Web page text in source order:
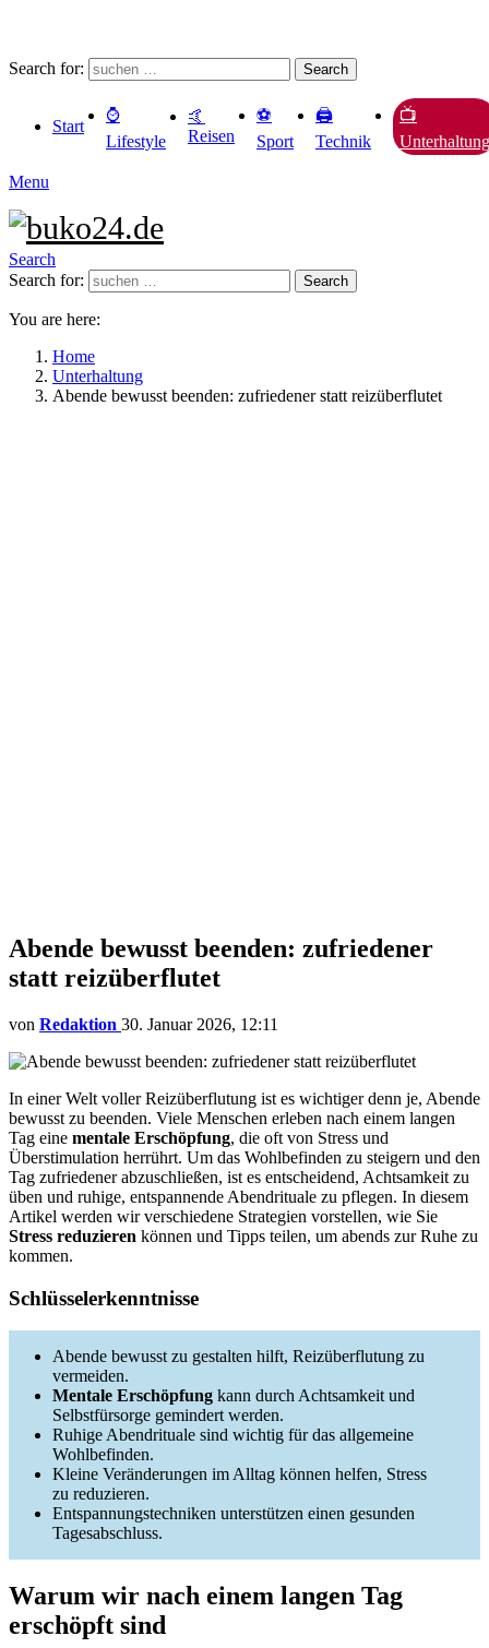
Search for: Search
Start
⌚️
Lifestyle
🤙
Reisen
⚽️
Sport
🖨️
Technik
📺
Unterhaltung
Menu
Search
Search for:
Search
You are here:
Home
Unterhaltung
Abende bewusst beenden: zufriedener statt reizüberflutet
Abende bewusst beenden: zufriedener
statt reizüberflutet
von Redaktion 30. Januar 2026, 12:11
In einer Welt voller Reizüberflutung ist es wichtiger denn je, Abende
bewusst zu beenden. Viele Menschen erleben nach einem langen
Tag eine mentale Erschöpfung, die oft von Stress und
Überstimulation herrührt. Um das Wohlbefinden zu steigern und den
Tag zufriedener abzuschließen, ist es entscheidend, Achtsamkeit zu
üben und ruhige, entspannende Abendrituale zu pflegen. In diesem
Artikel werden wir verschiedene Strategien vorstellen, wie Sie
Stress reduzieren können und Tipps teilen, um abends zur Ruhe zu
kommen.
Schlüsselerkenntnisse
Abende bewusst zu gestalten hilft, Reizüberflutung zu
vermeiden.
Mentale Erschöpfung kann durch Achtsamkeit und
Selbstfürsorge gemindert werden.
Ruhige Abendrituale sind wichtig für das allgemeine
Wohlbefinden.
Kleine Veränderungen im Alltag können helfen, Stress
zu reduzieren.
Entspannungstechniken unterstützen einen gesunden
Tagesabschluss.
Warum wir nach einem langen Tag
erschöpft sind